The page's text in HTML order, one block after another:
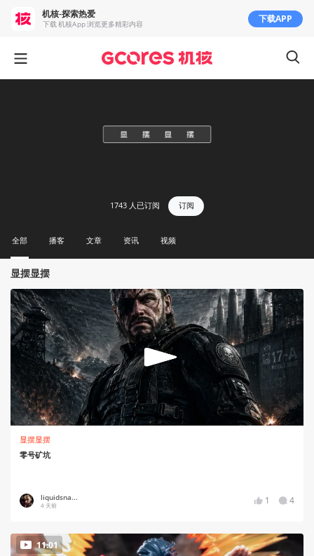
1743 人已订阅 订阅
全部 播客 文章 资讯 视频
显摆显摆
显摆显摆
零号矿坑
liquidsna...
4 天前 1 4
11:01
机核-探索热爱
下载 机核App 浏览更多精彩内容 下载APP